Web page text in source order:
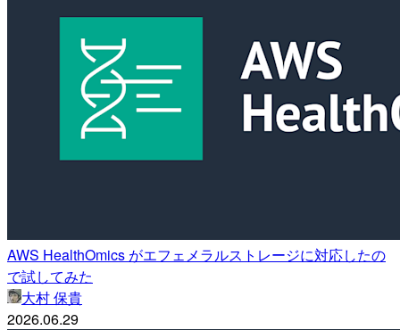
AWS HealthOmics がエフェメラルストレージに対応したの
で試してみた
大村 保貴
2026.06.29